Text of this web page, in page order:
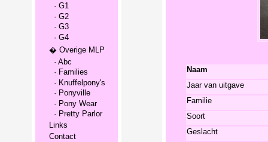
· G1
· G2
· G3
· G4
� Overige MLP
· Abc
· Families
· Knuffelpony's
· Ponyville
· Pony Wear
· Pretty Parlor
Links
Contact
Naam
Jaar van uitgave
Familie
Soort
Geslacht